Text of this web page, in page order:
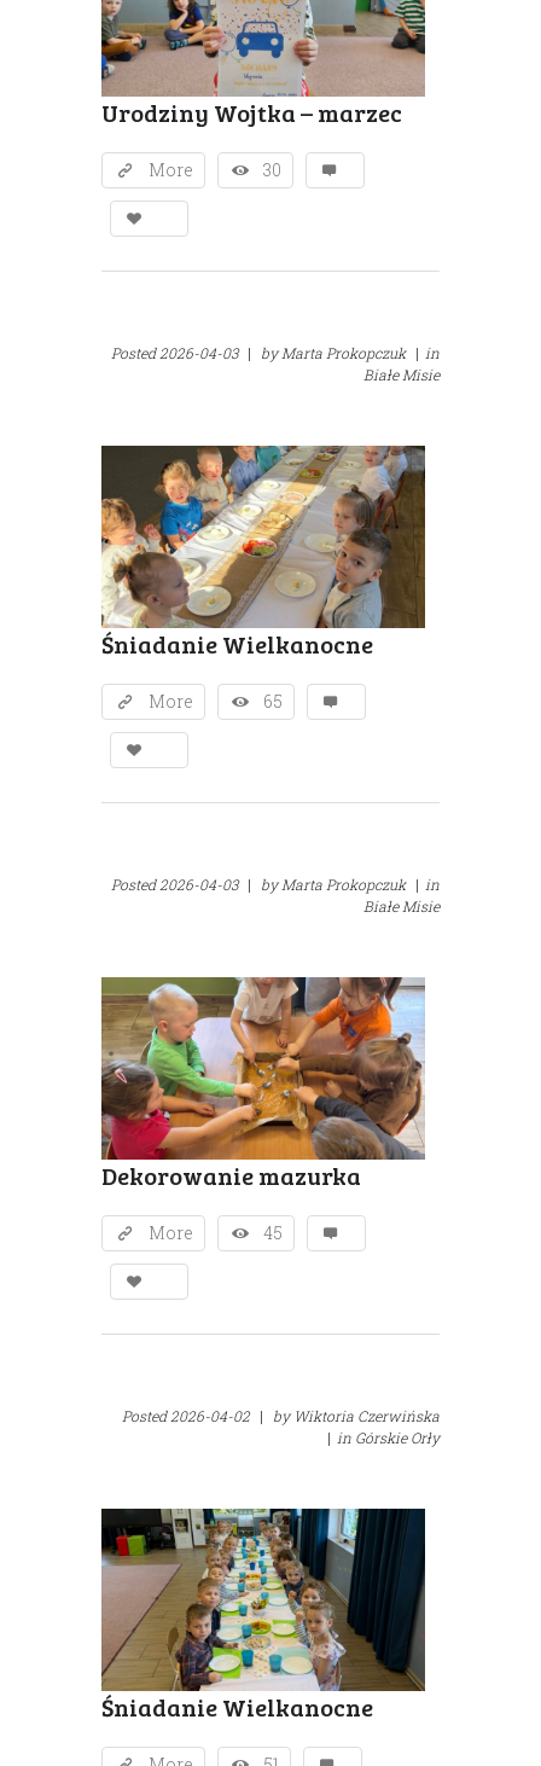
Urodziny Wojtka – marzec
More 30
Posted2026-04-03 | byMarta Prokopczuk | in
Białe Misie
Śniadanie Wielkanocne
More 65
Posted2026-04-03 | byMarta Prokopczuk | in
Białe Misie
Dekorowanie mazurka
More 45
Posted2026-04-02 | byWiktoria Czerwińska
| in Górskie Orły
Śniadanie Wielkanocne